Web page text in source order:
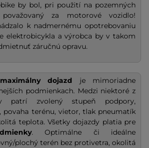
by bol, pri použití na pozemných
považovaný za motorové vozidlo!
k nadmernému opotrebovaniu
elektrobicykla a výrobca by v takom
záručnú opravu.
maximálny dojazd je mimoriadne
podmienkach. Medzi niektoré z
patrí zvolený stupeň podpory,
povaha terénu, vietor, tlak pneumatík
teplota. Všetky dojazdy platia pre
. Optimálne či ideálne
plochý terén bez protivetra, okolitá